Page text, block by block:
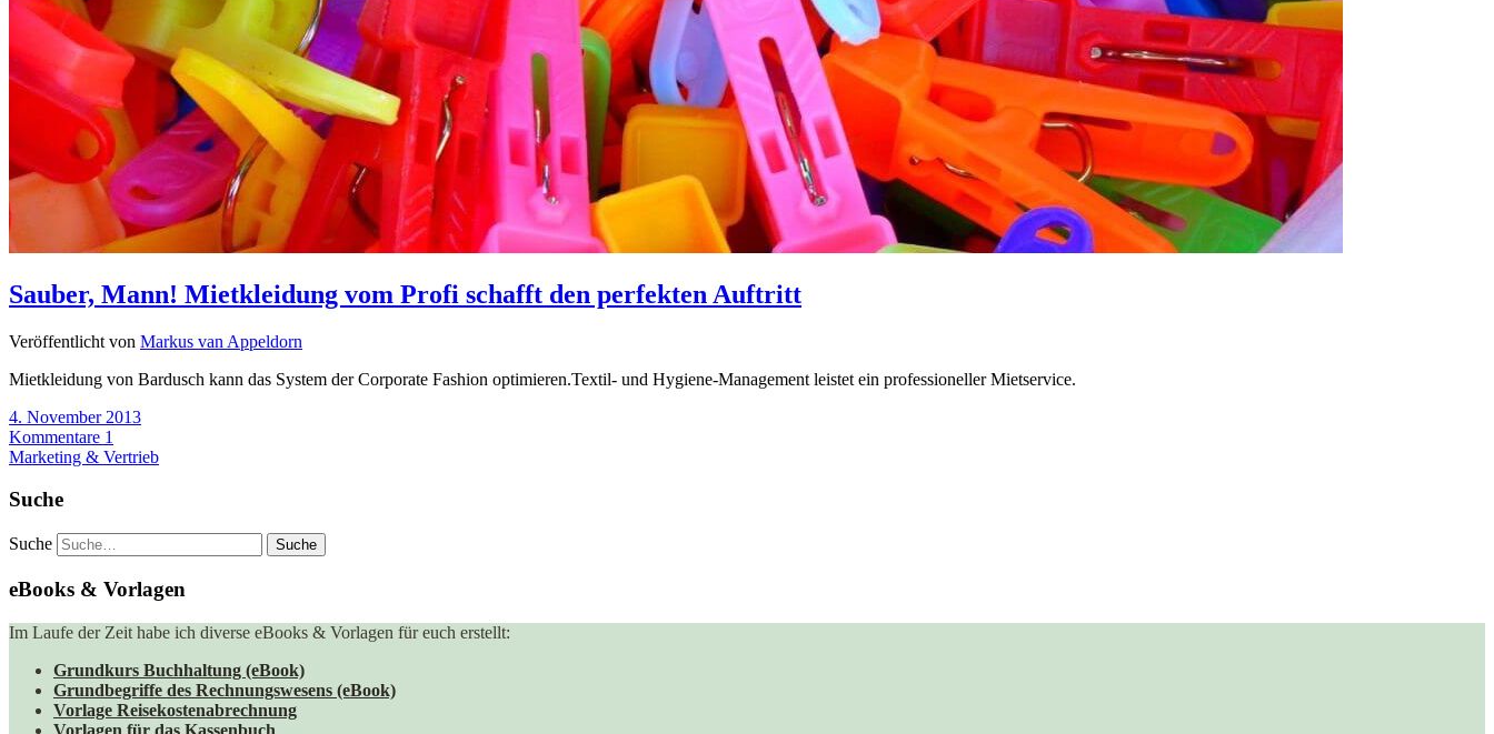
Sauber, Mann! Mietkleidung vom Profi schafft den perfekten Auftritt
Veröffentlicht von Markus van Appeldorn
Mietkleidung von Bardusch kann das System der Corporate Fashion optimieren.Textil- und Hygiene-Management leistet ein professioneller Mietservice.
4. November 2013
Kommentare 1
Marketing & Vertrieb
Suche
Suche
eBooks & Vorlagen
Im Laufe der Zeit habe ich diverse eBooks & Vorlagen für euch erstellt:
Grundkurs Buchhaltung (eBook)
Grundbegriffe des Rechnungswesens (eBook)
Vorlage Reisekostenabrechnung
Vorlagen für das Kassenbuch